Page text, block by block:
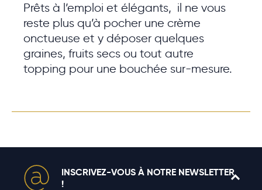
Prêts à l’emploi et élégants, il ne vous
reste plus qu’à pocher une crème
onctueuse et y déposer quelques
graines, fruits secs ou tout autre
topping pour une bouchée sur-mesure.
INSCRIVEZ-VOUS À NOTRE NEWSLETTER
!